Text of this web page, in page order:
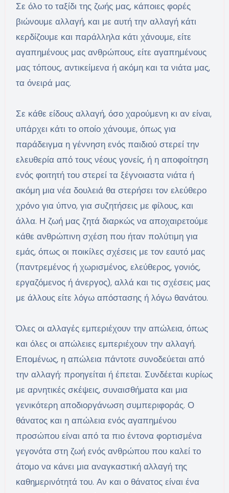
Σε όλο το ταξίδι της ζωής μας, κάποιες φορές
βιώνουμε αλλαγή, και με αυτή την αλλαγή κάτι
κερδίζουμε και παράλληλα κάτι χάνουμε, είτε
αγαπημένους μας ανθρώπους, είτε αγαπημένους
μας τόπους, αντικείμενα ή ακόμη και τα νιάτα μας,
τα όνειρά μας.
Σε κάθε είδους αλλαγή, όσο χαρούμενη κι αν είναι,
υπάρχει κάτι το οποίο χάνουμε, όπως για
παράδειγμα η γέννηση ενός παιδιού στερεί την
ελευθερία από τους νέους γονείς, ή η αποφοίτηση
ενός φοιτητή του στερεί τα ξέγνοιαστα νιάτα ή
ακόμη μια νέα δουλειά θα στερήσει τον ελεύθερο
χρόνο για ύπνο, για συζητήσεις με φίλους, και
άλλα. Η ζωή μας ζητά διαρκώς να αποχαιρετούμε
κάθε ανθρώπινη σχέση που ήταν πολύτιμη για
εμάς, όπως οι ποικίλες σχέσεις με τον εαυτό μας
(παντρεμένος ή χωρισμένος, ελεύθερος, γονιός,
εργαζόμενος ή άνεργος), αλλά και τις σχέσεις μας
με άλλους είτε λόγω απόστασης ή λόγω θανάτου.
Όλες οι αλλαγές εμπεριέχουν την απώλεια, όπως
και όλες οι απώλειες εμπεριέχουν την αλλαγή.
Επομένως, η απώλεια πάντοτε συνοδεύεται από
την αλλαγή: προηγείται ή έπεται. Συνδέεται κυρίως
με αρνητικές σκέψεις, συναισθήματα και μια
γενικότερη αποδιοργάνωση συμπεριφοράς. Ο
θάνατος και η απώλεια ενός αγαπημένου
προσώπου είναι από τα πιο έντονα φορτισμένα
γεγονότα στη ζωή ενός ανθρώπου που καλεί το
άτομο να κάνει μια αναγκαστική αλλαγή της
καθημερινότητά του. Αν και ο θάνατος είναι ένα